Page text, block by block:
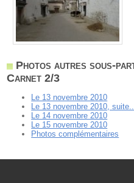
Photos autres sous-
Carnet 2/3
Le 13 novembre 2010
Le 13 novembre 2010,
Le 14 novembre 2010
Le 15 novembre 2010
Photos complémentaires